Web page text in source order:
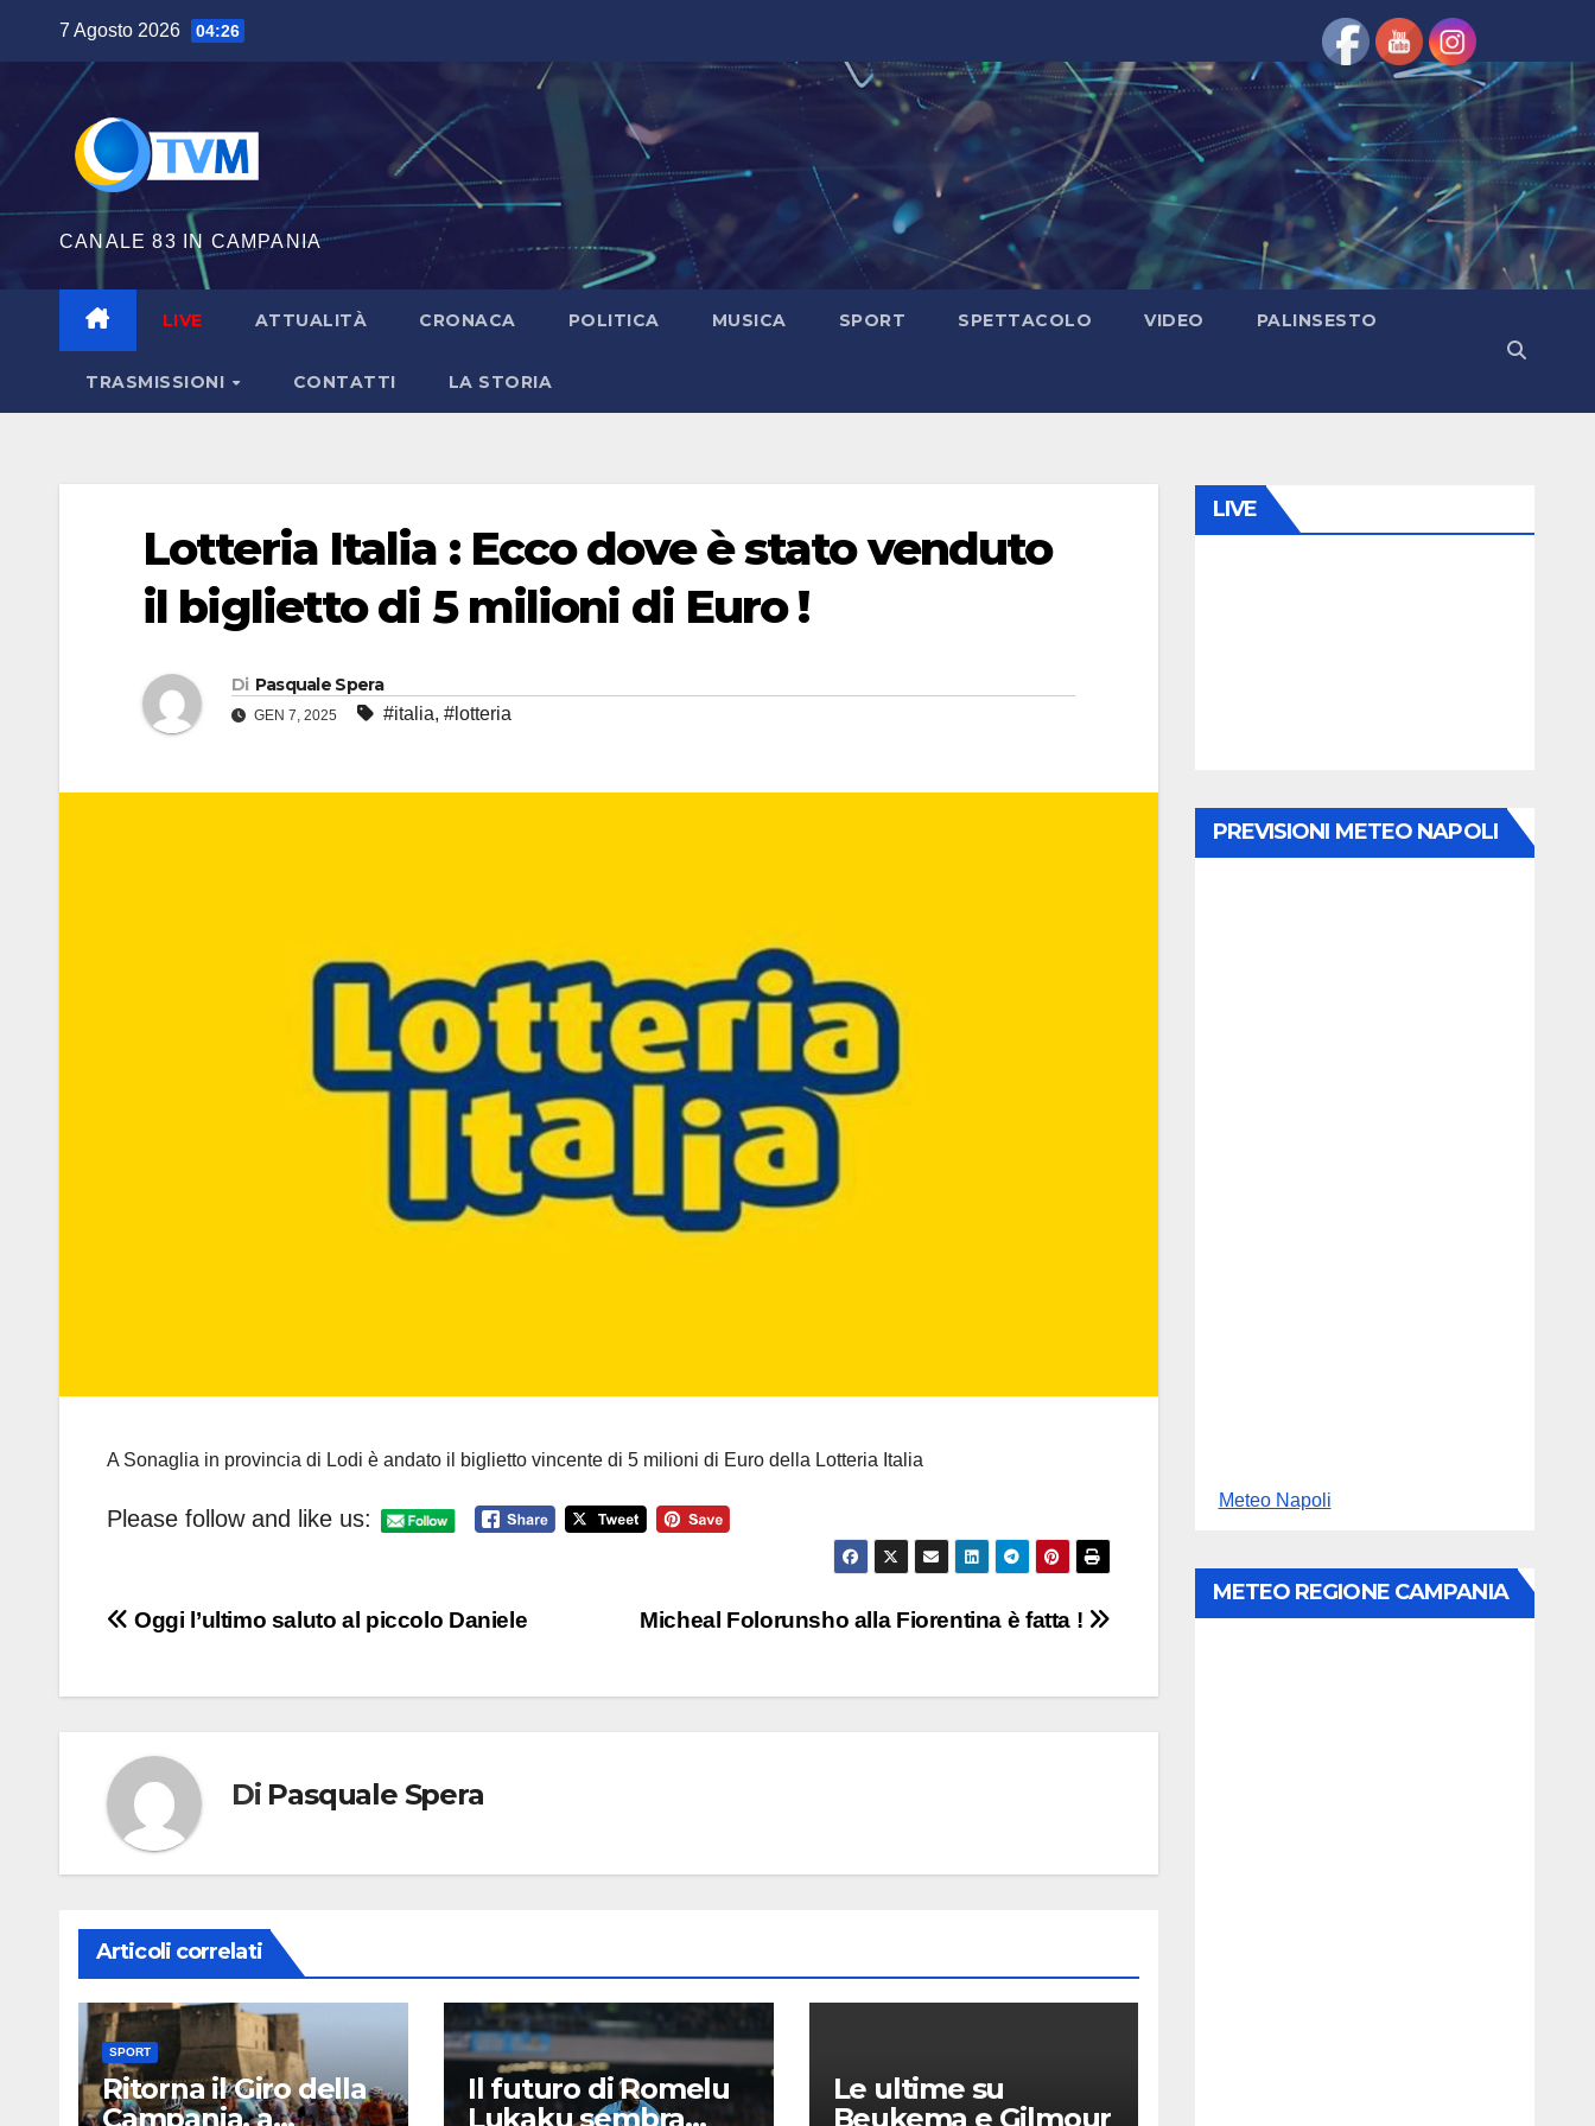
contenuto
7 Agosto 2026 04:26
CANALE 83 IN CAMPANIA
LIVE ATTUALITÀ CRONACA POLITICA MUSICA SPORT SPETTACOLO VIDEO PALINSESTO
TRASMISSIONI CONTATTI LA STORIA
Lotteria Italia : Ecco dove è stato venduto
il biglietto di 5 milioni di Euro !
Di Pasquale Spera
GEN 7, 2025 #italia, #lotteria
A Sonaglia in provincia di Lodi è andato il biglietto vincente di 5 milioni di Euro della Lotteria Italia
Please follow and like us:
Navigazione
Micheal Folorunsho alla Fiorentina è fatta !
Oggi l’ultimo saluto al piccolo Daniele
Di Pasquale Spera
Articoli correlati
SPORT
Ritorna il Giro della
Campania, a
Il futuro di Romelu
Lukaku sembra
Le ultime su
Beukema e Gilmour
LIVE
PREVISIONI METEO NAPOLI
Meteo Napoli
METEO REGIONE CAMPANIA